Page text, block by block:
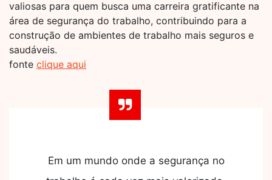
valiosas para quem busca uma carreira gratificante na
área de segurança do trabalho, contribuindo para a
construção de ambientes de trabalho mais seguros e
saudáveis.
fonte clique aqui
Em um mundo onde a segurança no